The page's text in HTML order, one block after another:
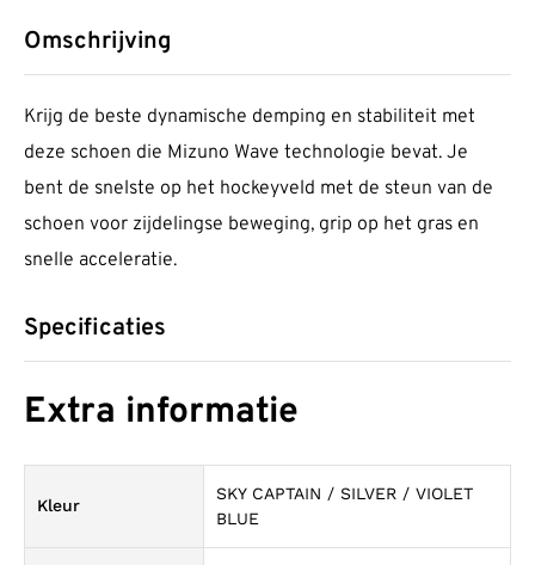
Omschrijving
Krijg de beste dynamische demping en stabiliteit met
deze schoen die Mizuno Wave technologie bevat. Je
bent de snelste op het hockeyveld met de steun van de
schoen voor zijdelingse beweging, grip op het gras en
snelle acceleratie.
Specificaties
Extra informatie
Kleur
SKY CAPTAIN / SILVER / VIOLET
BLUE